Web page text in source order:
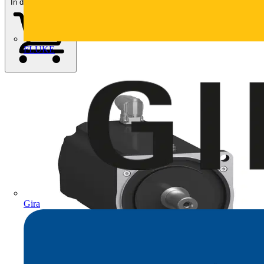
FLUKE
Gira
In den Warenkorb